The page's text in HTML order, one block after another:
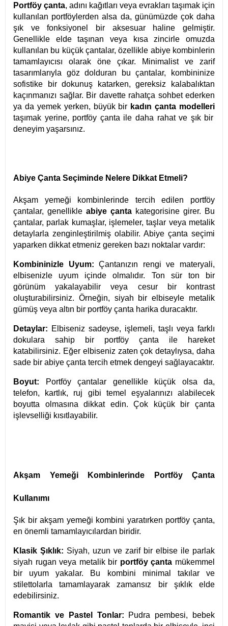
Portföy çanta, adını kağıtları veya evrakları taşımak için
kullanılan portföylerden alsa da, günümüzde çok daha
şık ve fonksiyonel bir aksesuar haline gelmiştir.
Genellikle elde taşınan veya kısa zincirle omuzda
kullanılan bu küçük çantalar, özellikle abiye kombinlerin
tamamlayıcısı olarak öne çıkar. Minimalist ve zarif
tasarımlarıyla göz dolduran bu çantalar, kombininize
sofistike bir dokunuş katarken, gereksiz kalabalıktan
kaçınmanızı sağlar. Bir davette rahatça sohbet ederken
ya da yemek yerken, büyük bir kadın çanta modelleri
taşımak yerine, portföy çanta ile daha rahat ve şık bir
deneyim yaşarsınız.
Abiye Çanta Seçiminde Nelere Dikkat Etmeli?
Akşam yemeği kombinlerinde tercih edilen portföy
çantalar, genellikle abiye çanta kategorisine girer. Bu
çantalar, parlak kumaşlar, işlemeler, taşlar veya metalik
detaylarla zenginleştirilmiş olabilir. Abiye çanta seçimi
yaparken dikkat etmeniz gereken bazı noktalar vardır:
Kombininizle Uyum: Çantanızın rengi ve materyali,
elbisenizle uyum içinde olmalıdır. Ton sür ton bir
görünüm yakalayabilir veya cesur bir kontrast
oluşturabilirsiniz. Örneğin, siyah bir elbiseyle metalik
gümüş veya altın bir portföy çanta harika duracaktır.
Detaylar: Elbiseniz sadeyse, işlemeli, taşlı veya farklı
dokulara sahip bir portföy çanta ile hareket
katabilirsiniz. Eğer elbiseniz zaten çok detaylıysa, daha
sade bir abiye çanta tercih etmek dengeyi sağlayacaktır.
Boyut: Portföy çantalar genellikle küçük olsa da,
telefon, kartlık, ruj gibi temel eşyalarınızı alabilecek
boyutta olmasına dikkat edin. Çok küçük bir çanta
işlevselliği kısıtlayabilir.
Akşam Yemeği Kombinlerinde Portföy Çanta
Kullanımı
Şık bir akşam yemeği kombini yaratırken portföy çanta,
en önemli tamamlayıcılardan biridir.
Klasik Şıklık: Siyah, uzun ve zarif bir elbise ile parlak
siyah rugan veya metalik bir portföy çanta mükemmel
bir uyum yakalar. Bu kombini minimal takılar ve
stilettolarla tamamlayarak zamansız bir şıklık elde
edebilirsiniz.
Romantik ve Pastel Tonlar: Pudra pembesi, bebek